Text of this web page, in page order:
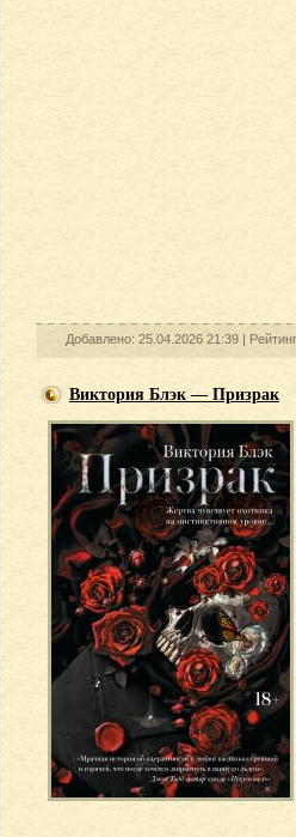
Добавлено: 25.04.2026 21:39 |
Виктория Блэк — Призрак